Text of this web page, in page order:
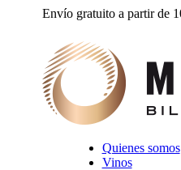
Envío gratuito a partir de
Quienes somos
Vinos